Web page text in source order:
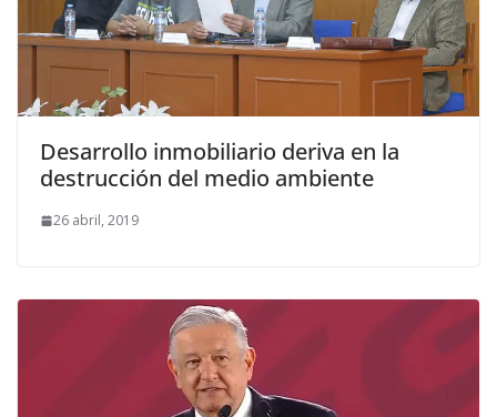
Desarrollo inmobiliario deriva en la
destrucción del medio ambiente
26 abril, 2019